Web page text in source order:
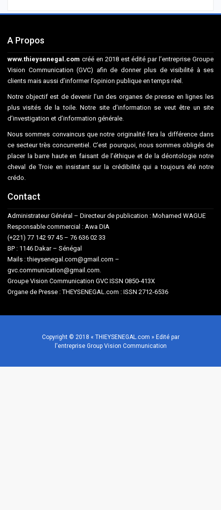
A Propos
www.thieysenegal.com créé en 2018 est édité par l’entreprise Groupe
Vision Communication (GVC) afin de donner plus de visibilité à ses
clients mais aussi d’informer l’opinion publique en temps réel.
Notre objectif est de devenir l’un des organes de presse en lignes les
plus visités de la toile. Notre site d’information se veut être un site
d’investigation et d’information générale.
Nous sommes convaincus que notre originalité fera la différence dans
ce secteur très concurrentiel. C’est pourquoi, nous sommes obligés de
placer la barre haute en faisant de l’éthique et de la déontologie notre
cheval de Troie en insistant sur la crédibilité qui a toujours été notre
crédo.
Contact
Administrateur Général – Directeur de publication : Mohamed WAGUE
Responsable commercial : Awa DIA
(+221) 77 142 97 45 – 76 636 02 33
BP : 1146 Dakar – Sénégal
Mails : thieysenegal.com@gmail.com –
gvc.communication@gmail.com.
Groupe Vision Communication GVC ISSN 0850-413X
Organe de Presse : THEYSENEGAL.com : ISSN 2712-6536
Copyright © 2018 « THIEYSENEGAL.com » Edité par
l'entreprise Group Vision Communication